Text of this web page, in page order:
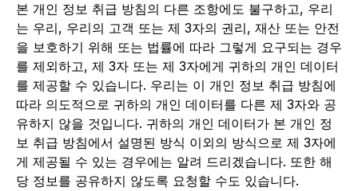
본 개인 정보 취급 방침의 다른 조항에도 불구하고, 우리
는 우리, 우리의 고객 또는 제 3자의 권리, 재산 또는 안전
을 보호하기 위해 또는 법률에 따라 그렇게 요구되는 경우
를 제외하고, 제 3자 또는 제 3자에게 귀하의 개인 데이터
를 제공할 수 있습니다. 우리는 이 개인 정보 취급 방침에
따라 의도적으로 귀하의 개인 데이터를 다른 제 3자와 공
유하지 않을 것입니다. 귀하의 개인 데이터가 본 개인 정
보 취급 방침에서 설명된 방식 이외의 방식으로 제 3자에
게 제공될 수 있는 경우에는 알려 드리겠습니다. 또한 해
당 정보를 공유하지 않도록 요청할 수도 있습니다.